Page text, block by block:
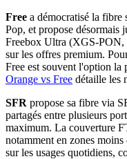
Free a démocratisé la fibre
Pop, et propose désormais
Freebox Ultra (XGS-
sur les offres premium.
Free est souvent l'option
Orange vs Free détaille les
SFR propose sa fibre via
partagés entre plusieurs
maximum. La couverture
notamment en zones moins
sur les usages quotidiens,